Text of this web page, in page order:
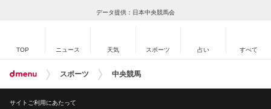
データ提供：日本中央競馬会
TOP ニュース 天気 スポーツ 占い すべて
スポーツ 中央競馬
サイトご利用にあたって